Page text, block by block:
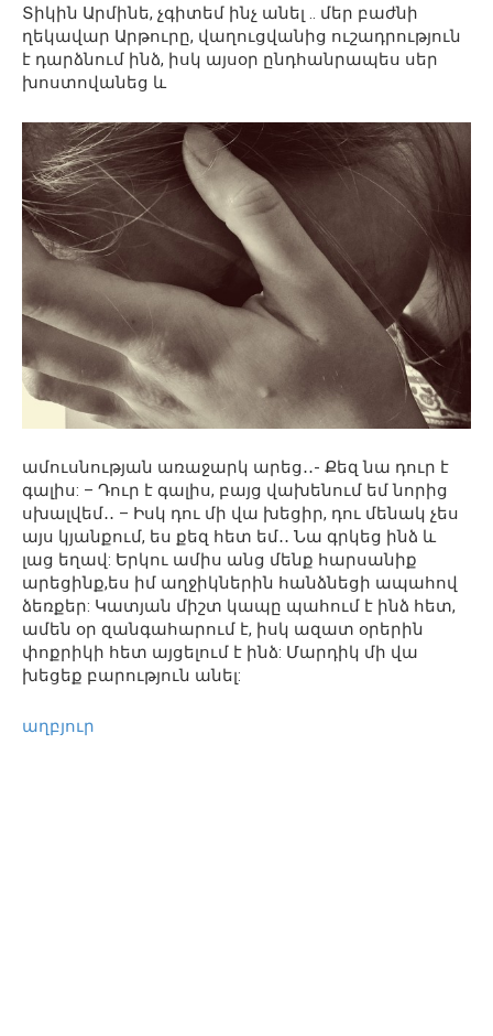
Տիկին Արմինե, չգիտեմ ինչ անել .. մեր բաժնի
ղեկավար Արթուրը, վաղուցվանից ուշադրություն
է դարձնում ինձ, իսկ այսօր ընդհանրապես սեր
խոստովանեց և
ամուսնության առաջարկ արեց․․- Քեզ նա դուր է
գալիս: – Դուր է գալիս, բայց վախենում եմ նորից
սխալվեմ․․ – Իսկ դու մի վա խեցիր, դու մենակ չես
այս կյանքում, ես քեզ հետ եմ․․ Նա գրկեց ինձ և
լաց եղավ: Երկու ամիս անց մենք հարսանիք
արեցինք,ես իմ աղջիկներին հանձնեցի ապահով
ձեռքեր: Կատյան միշտ կապը պահում է ինձ հետ,
ամեն օր զանգահարում է, իսկ ազատ օրերին
փոքրիկի հետ այցելում է ինձ: Մարդիկ մի վա
խեցեք բարություն անել:
աղբյուր